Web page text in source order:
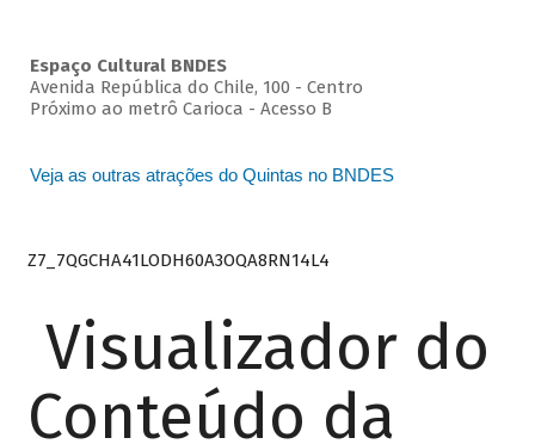
Espaço Cultural BNDES
Avenida República do Chile, 100 - Centro
Próximo ao metrô Carioca - Acesso B
Veja as outras atrações do Quintas no BNDES
Z7_7QGCHA41LODH60A3OQA8RN14L4
Visualizador do
Conteúdo da